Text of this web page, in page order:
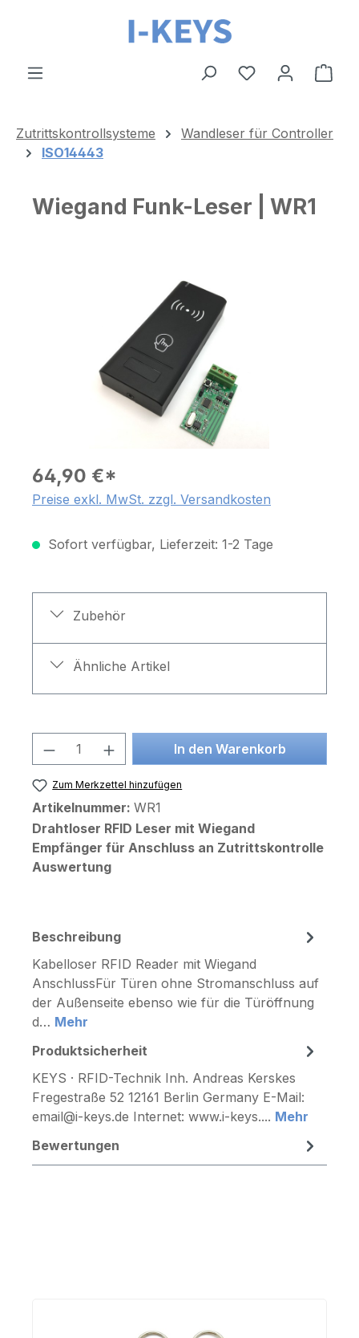
Zum Hauptinhalt springen
Zutrittskontrollsysteme
Wandleser für Controller
ISO14443
Wiegand Funk-Leser | WR1
Bildergalerie überspringen
64,90 €*
Preise exkl. MwSt. zzgl. Versandkosten
Sofort verfügbar, Lieferzeit: 1-2 Tage
Zubehör
Ähnliche Artikel
Produkt Anzahl: Gib den
In den Warenkorb
Zum Merkzettel hinzufügen
Artikelnummer: WR1
Drahtloser RFID Leser mit Wiegand
Empfänger für Anschluss an Zutrittskontrolle
Auswertung
Beschreibung
Kabelloser RFID Reader mit Wiegand
AnschlussFür Türen ohne Stromanschluss auf
der Außenseite ebenso wie für die Türöffnung
d… Mehr
Produktsicherheit
KEYS · RFID-Technik Inh. Andreas Kerskes
Fregestraße 52 12161 Berlin Germany E-Mail:
email@i-keys.de Internet: www.i-keys.... Mehr
Bewertungen